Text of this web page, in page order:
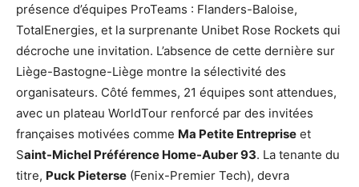
présence d’équipes ProTeams : Flanders-Baloise,
TotalEnergies, et la surprenante Unibet Rose Rockets qui
décroche une invitation. L’absence de cette dernière sur
Liège-Bastogne-Liège montre la sélectivité des
organisateurs. Côté femmes, 21 équipes sont attendues,
avec un plateau WorldTour renforcé par des invitées
françaises motivées comme Ma Petite Entreprise et
Saint-Michel Préférence Home-Auber 93. La tenante du
titre, Puck Pieterse (Fenix-Premier Tech), devra